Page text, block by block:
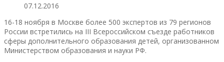
07.12.2016
16-18 ноября в Москве более 500 экспертов из 79 регионов
России встретились на III Всероссийском съезде работников
сферы дополнительного образования детей, организованном
Министерством образования и науки РФ.